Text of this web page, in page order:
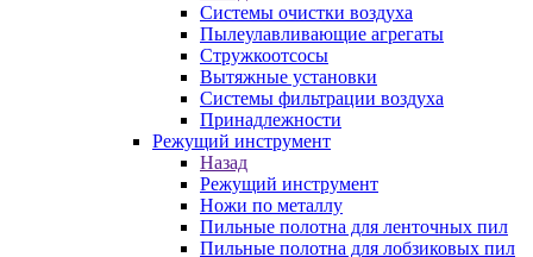
Системы очистки воздуха
Пылеулавливающие агрегаты
Стружкоотсосы
Вытяжные установки
Системы фильтрации воздуха
Принадлежности
Режущий инструмент
Назад
Режущий инструмент
Ножи по металлу
Пильные полотна для ленточных пил
Пильные полотна для лобзиковых пил